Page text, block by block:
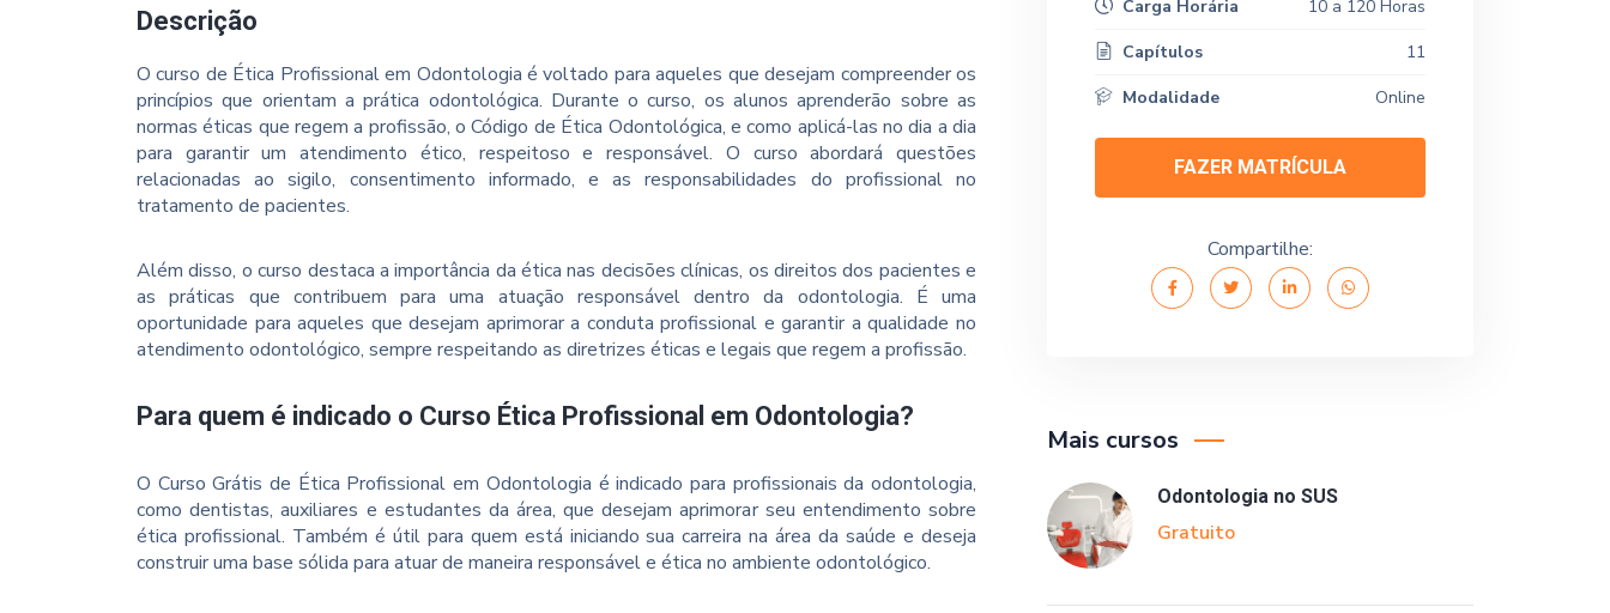
Descrição
O curso de Ética Profissional em Odontologia é voltado para aqueles que desejam compreender os
princípios que orientam a prática odontológica. Durante o curso, os alunos aprenderão sobre as
normas éticas que regem a profissão, o Código de Ética Odontológica, e como aplicá-las no dia a dia
para garantir um atendimento ético, respeitoso e responsável. O curso abordará questões
relacionadas ao sigilo, consentimento informado, e as responsabilidades do profissional no
tratamento de pacientes.
Além disso, o curso destaca a importância da ética nas decisões clínicas, os direitos dos pacientes e
as práticas que contribuem para uma atuação responsável dentro da odontologia. É uma
oportunidade para aqueles que desejam aprimorar a conduta profissional e garantir a qualidade no
atendimento odontológico, sempre respeitando as diretrizes éticas e legais que regem a profissão.
Para quem é indicado o Curso Ética Profissional em Odontologia?
O Curso Grátis de Ética Profissional em Odontologia é indicado para profissionais da odontologia,
como dentistas, auxiliares e estudantes da área, que desejam aprimorar seu entendimento sobre
ética profissional. Também é útil para quem está iniciando sua carreira na área da saúde e deseja
construir uma base sólida para atuar de maneira responsável e ética no ambiente odontológico.
Carga Horária
10 a 120 Horas
Capítulos
11
Modalidade
Online
FAZER MATRÍCULA
Compartilhe:
Mais cursos
Odontologia no SUS
Gratuito